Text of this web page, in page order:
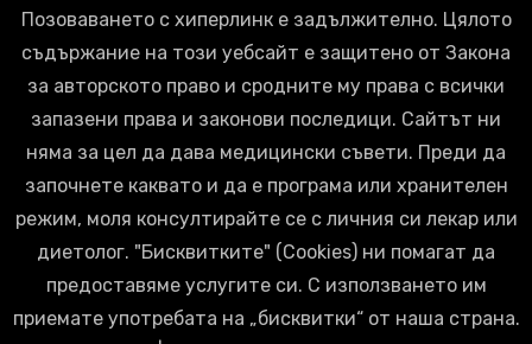
Позоваването с хиперлинк е задължително. Цялото
съдържание на този уебсайт е защитено от Закона
за авторското право и сродните му права с всички
запазени права и законови последици. Сайтът ни
няма за цел да дава медицински съвети. Преди да
започнете каквато и да е програма или хранителен
режим, моля консултирайте се с личния си лекар или
диетолог. "Бисквитките" (Cookies) ни помагат да
предоставяме услугите си. С използването им
приемате употребата на „бисквитки“ от наша страна.